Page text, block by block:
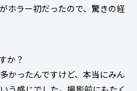
ホラー初だったので、驚きの経
か？
かったんですけど、本当にみん